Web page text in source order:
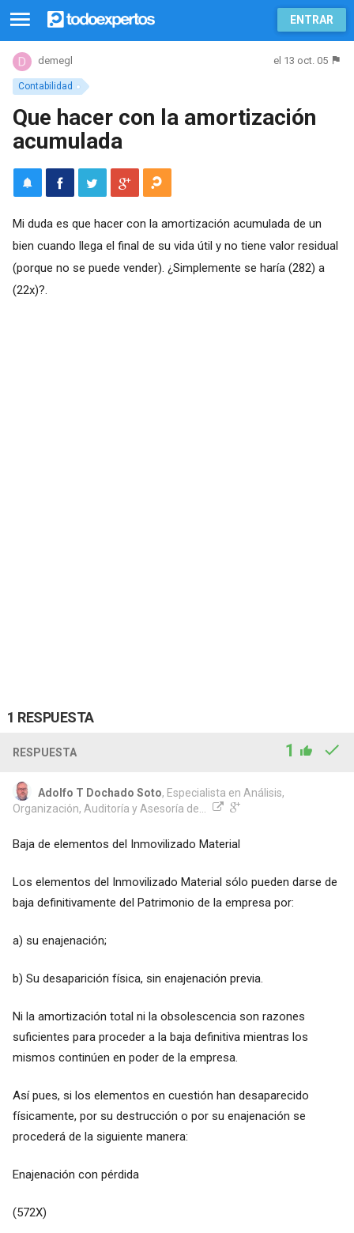
ENTRAR
Contabilidad
demegl el 13 oct. 05
Que hacer con la amortización
acumulada
Mi duda es que hacer con la amortización acumulada de un
bien cuando llega el final de su vida útil y no tiene valor residual
(porque no se puede vender). ¿Simplemente se haría (282) a
(22x)?.
1 RESPUESTA
RESPUESTA 1
Adolfo T Dochado Soto, Especialista en Análisis,
Organización, Auditoría y Asesoría de...
Baja de elementos del Inmovilizado Material
Los elementos del Inmovilizado Material sólo pueden darse de
baja definitivamente del Patrimonio de la empresa por:
a) su enajenación;
b) Su desaparición física, sin enajenación previa.
Ni la amortización total ni la obsolescencia son razones
suficientes para proceder a la baja definitiva mientras los
mismos continúen en poder de la empresa.
Así pues, si los elementos en cuestión han desaparecido
físicamente, por su destrucción o por su enajenación se
procederá de la siguiente manera:
Enajenación con pérdida
(572X)